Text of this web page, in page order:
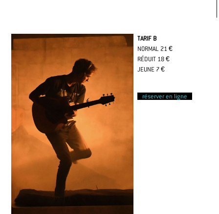
TARIF B
NORMAL 21 €
RÉDUIT 18 €
JEUNE 7 €
réserver en ligne